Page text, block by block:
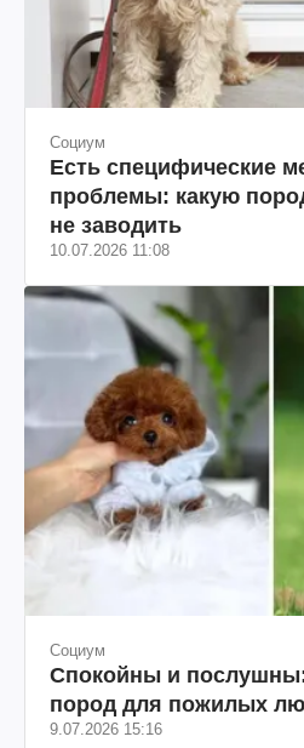
Социум
Есть специфические
проблемы: какую
не заводить
10.07.2026 11:08
Социум
Спокойны и
пород для пожилых
9.07.2026 15:16